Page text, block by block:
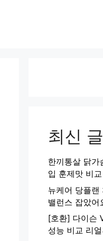
최신 글
한끼통살 닭가
입 훈제맛 비교
뉴케어 당플
밸런스 잡았어
[호환] 다이슨
성능 비교 리얼